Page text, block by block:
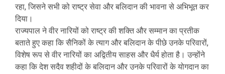
रहा, जिसने सभी को राष्ट्र सेवा और बलिदान की भावना से अभिभूत कर
दिया।
राज्यपाल ने वीर नारियों को राष्ट्र की शक्ति और सम्मान का प्रतीक
बताते हुए कहा कि सैनिकों के त्याग और बलिदान के पीछे उनके परिवारों,
विशेष रूप से वीर नारियों का अद्वितीय साहस और धैर्य होता है। उन्होंने
कहा कि देश सदैव शहीदों के बलिदान और उनके परिवारों के योगदान का